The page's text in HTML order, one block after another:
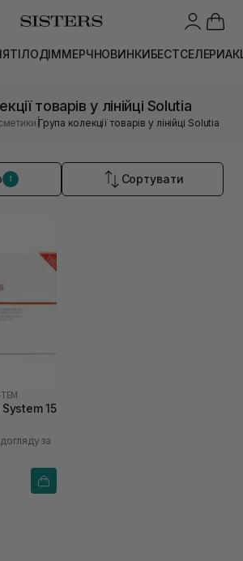
ТІЛОДІММЕРЧНОВИНКИБЕСТСЕЛЕРИ
товарів у лінійці Solutia
|Група колекції товарів у лінійці Solutia
1 Сортувати
15
за